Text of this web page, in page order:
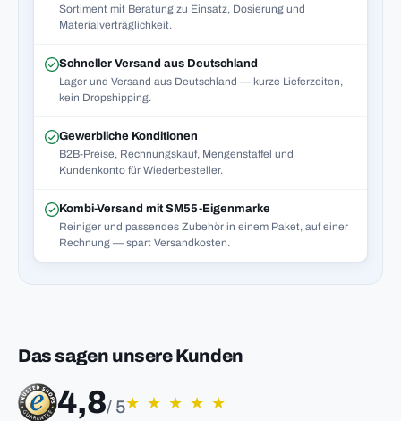
Sortiment mit Beratung zu Einsatz, Dosierung und
Materialverträglichkeit.
Schneller Versand aus Deutschland
Lager und Versand aus Deutschland — kurze Lieferzeiten,
kein Dropshipping.
Gewerbliche Konditionen
B2B-Preise, Rechnungskauf, Mengenstaffel und
Kundenkonto für Wiederbesteller.
Kombi-Versand mit SM55-Eigenmarke
Reiniger und passendes Zubehör in einem Paket, auf einer
Rechnung — spart Versandkosten.
Das sagen unsere Kunden
4,8/ 5★ ★ ★ ★ ★